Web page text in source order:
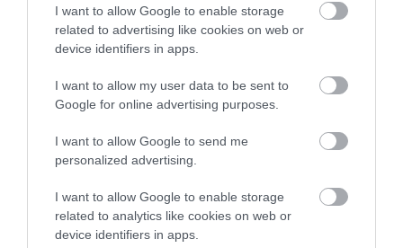
I want to allow Google to enable storage
related to advertising like cookies on web or
device identifiers in apps.
I want to allow my user data to be sent to
Google for online advertising purposes.
I want to allow Google to send me
personalized advertising.
I want to allow Google to enable storage
related to analytics like cookies on web or
device identifiers in apps.
SZAKASSZISZTENS MUNKATÁRSAT KERES EGRI MUNKAHELY
2025. december 17| Bakos Balázs |Állás
Állásajánlat Heves Vármegyei Markhot Ferenc Oktatókórház és
Rendelőintézet azonnali kezdéssel határozatlan időtartamra
szóló, teljes munkaidős egészségügyi szolgálati jogviszonyban
történő foglalk...
ÁLLÁSPÁLYÁZAT - JOGI/KÖZGAZDASÁGI SZAKREFERENS
2025. december 19 | Bakos Balázs |
ÁLLÁSPÁLYÁZAT EGER MEGYEI JOGÚ VÁROS
POLGÁRMESTERI HIVATAL Kabinet Iroda pályázatot hirdet
Közszolgálati jogviszony (Kttv.) keretében Jogi/közgazdasági